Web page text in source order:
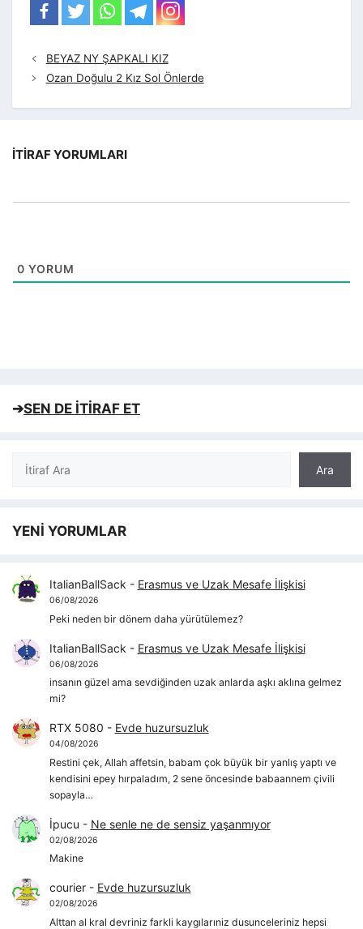
BEYAZ NY ŞAPKALI KIZ
Ozan Doğulu 2 Kız Sol Önlerde
İTIRAF YORUMLARI
0 YORUM
➔SEN DE İTİRAF ET
Ara
Ara
YENİ YORUMLAR
ItalianBallSack - Erasmus ve Uzak Mesafe İlişkisi
06/08/2026
Peki neden bir dönem daha yürütülemez?
ItalianBallSack - Erasmus ve Uzak Mesafe İlişkisi
06/08/2026
insanın güzel ama sevdiğinden uzak anlarda aşkı aklına gelmez
mi?
RTX 5080 - Evde huzursuzluk
04/08/2026
Restini çek, Allah affetsin, babam çok büyük bir yanlış yaptı ve
kendisini epey hırpaladım, 2 sene öncesinde babaannem çivili
sopayla…
İpucu - Ne senle ne de sensiz yaşanmıyor
02/08/2026
Makine
courier- Evde huzursuzluk
02/08/2026
Alttan al kral devriniz farkli kaygılarıniz dusunceleriniz hepsi